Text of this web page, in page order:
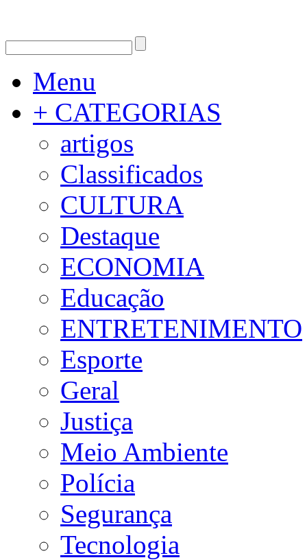
Menu
+ CATEGORIAS
artigos
Classificados
CULTURA
Destaque
ECONOMIA
Educação
ENTRETENIMENTO
Esporte
Geral
Justiça
Meio Ambiente
Polícia
Segurança
Tecnologia